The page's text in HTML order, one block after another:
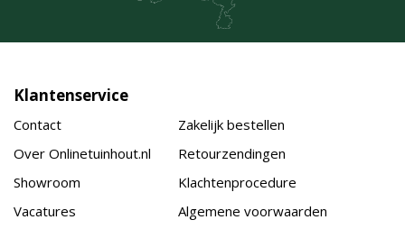
Klantenservice
Contact
Over Onlinetuinhout.nl
Showroom
Vacatures
Zakelijk bestellen
Retourzendingen
Klachtenprocedure
Algemene voorwaarden